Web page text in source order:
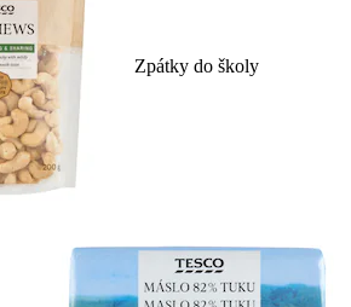
Zpátky do školy